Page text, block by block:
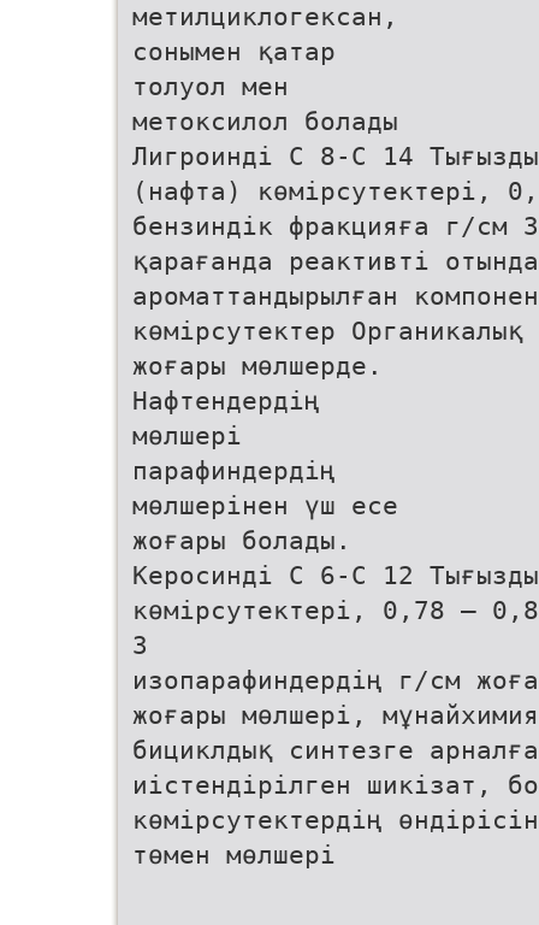
метилциклогексан,
сонымен қатар
толуол мен
метоксилол болады
Лигроинді С 8-С 14
(нафта) көмірсутектері,
бензиндік фракцияға г/см
қарағанда реактивті
ароматтандырылған
көмірсутектер
жоғары мөлшерде.
Нафтендердің
мөлшері
парафиндердің
мөлшерінен үш есе
жоғары болады.
Керосинді С 6-С 12
көмірсутектері, 0,78 –
3
изопарафиндердің г/см
жоғары мөлшері,
бициклдық синтезге
иістендірілген шикізат,
көмірсутектердің
төмен мөлшері